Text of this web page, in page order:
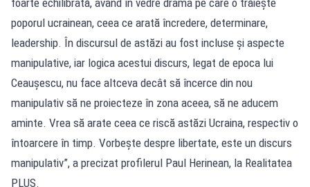
poporul ucrainean, ceea ce arată încredere, determinare,
leadership. În discursul de astăzi au fost incluse și aspecte
manipulative, iar logica acestui discurs, legat de epoca lui
Ceaușescu, nu face altceva decât să încerce din nou
manipulativ să ne proiecteze în zona aceea, să ne aducem
aminte. Vrea să arate ceea ce riscă astăzi Ucraina, respectiv o
întoarcere în timp. Vorbește despre libertate, este un discurs
manipulativ”, a precizat profilerul Paul Herinean, la Realitatea
PLUS.